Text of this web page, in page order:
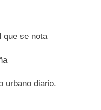
que se nota
urbano diario.